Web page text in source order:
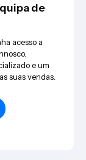
de
acesso a
e um
suas vendas.